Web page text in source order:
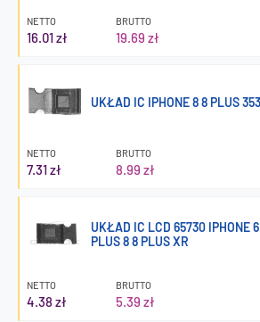
NETTO
16.01 zł
BRUTTO
19.69 zł
UKŁAD IC IPHONE 8 8 PLUS
NETTO
7.31 zł
BRUTTO
8.99 zł
UKŁAD IC LCD 65730 IPHONE
PLUS 8 8 PLUS XR
NETTO
4.38 zł
BRUTTO
5.39 zł